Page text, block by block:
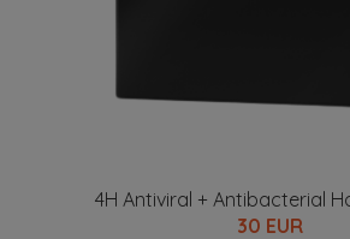
4H Antiviral + Antibacterial
30 EUR